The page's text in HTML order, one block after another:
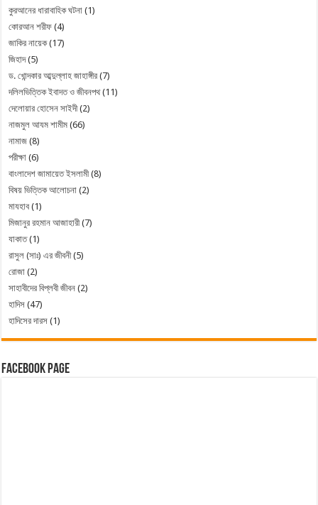
কুরআনের ধারাবাহিক ঘটনা (1)
কোরআন শরীফ (4)
জাকির নায়েক(17)
জিহাদ(5)
ড. খোন্দকার আব্দুল্লাহ জাহাঙ্গীর (7)
দলিলভিত্তিক ইবাদত ও জীবনপথ(11)
দেলোয়ার হোসেন সাইদী(2)
নাজমুল আযম শামীম (66)
নামাজ (8)
পরীক্ষা (6)
বাংলাদেশ জামায়েত ইসলামী(8)
বিষয় ভিত্তিক আলোচনা (2)
মাযহাব (1)
মিজানুর রহমান আজাহারী(7)
যাকাত(1)
রাসুল (সাঃ) এর জীবনী(5)
রোজা (2)
সাহাবীদের বিপ্লবী জীবন (2)
হাদিস (47)
হাদিসের দারস (1)
Facebook Page